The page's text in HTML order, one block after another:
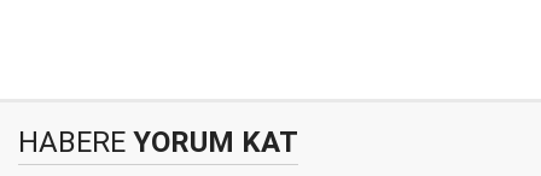
HABERE YORUM KAT